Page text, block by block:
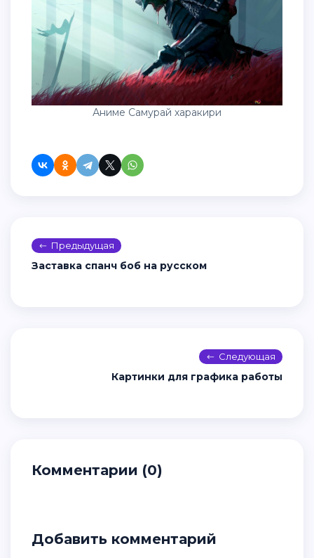
Аниме Самурай харакири
Предыдущая
Заставка спанч боб на русском
Следующая
Картинки для графика работы
Комментарии (0)
Добавить комментарий